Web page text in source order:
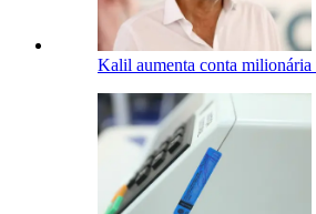
Kalil aumenta conta